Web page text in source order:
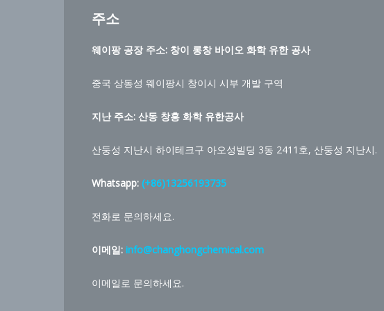
주소
웨이팡 공장 주소: 창이 롱창 바이오 화학 유한 공사
중국 상동성 웨이팡시 창이시 시부 개발 구역
지난 주소: 산동 창홍 화학 유한공사
산둥성 지난시 하이테크구 아오성빌딩 3동 2411호, 산둥성 지난시.
Whatsapp: (+86)13256193735
전화로 문의하세요.
이메일: info@changhongchemical.com
이메일로 문의하세요.